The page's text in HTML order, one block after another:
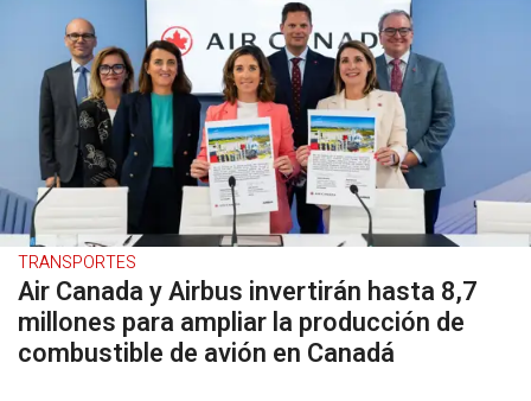
TRANSPORTES
Air Canada y Airbus invertirán hasta 8,7
millones para ampliar la producción de
combustible de avión en Canadá